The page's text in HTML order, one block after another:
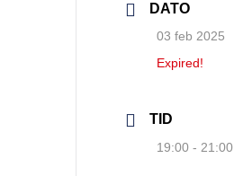
DATO
03 feb 2025
Expired!
TID
19:00 - 21:00